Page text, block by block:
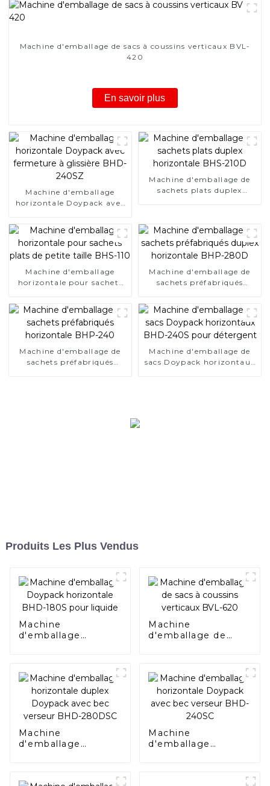
Machine d'emballage de sacs à coussins verticaux BVL-
420
En savoir plus
Machine d'emballage
horizontale Doypack avec
Machine d'emballage de
sachets plats duplex
Machine d'emballage
horizontale pour sachets
Machine d'emballage de
sachets préfabriqués
Machine d'emballage de
sachets préfabriqués
Machine d'emballage de
sacs Doypack horizontaux
Produits Les Plus Vendus
Machine
d'emballage
Machine
d'emballage de
Machine
d'emballage
Machine
d'emballage
verseur BHD-240SC